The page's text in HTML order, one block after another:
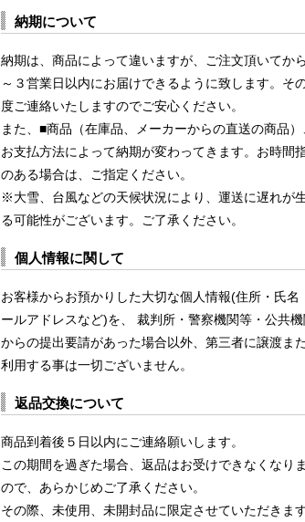
納期について
納期は、商品によって違いますが、ご注文頂いてから
～３営業日以内にお届けできるように致します。そ
度ご連絡いたしますのでご安心ください。
また、■商品（在庫品、メーカーからの直送の商品
お支払方法によって納期が変わってきます。お時間
のある場合は、ご指定ください。
※大雪、台風などの天候状況により、運送に遅れが
る可能性がございます。ご了承ください。
個人情報に関して
お客様からお預かりした大切な個人情報(住所・氏名
ールアドレスなど)を、 裁判所・警察機関等・公共機
からの提出要請があった場合以外、第三者に譲渡ま
利用する事は一切ございません。
返品交換について
商品到着後５日以内にご連絡願いします。
この期間を過ぎた場合、返品はお受けできなくなり
ので、あらかじめご了承ください。
その際、未使用、未開封品に限定させていただきます